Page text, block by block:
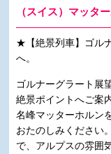
（スイス）マッタ
★【絶景列車】ゴル
へ。
ゴルナーグラート展
絶景ポイントへご案
名峰マッターホルン
おたのしみください
で、アルプスの雰囲